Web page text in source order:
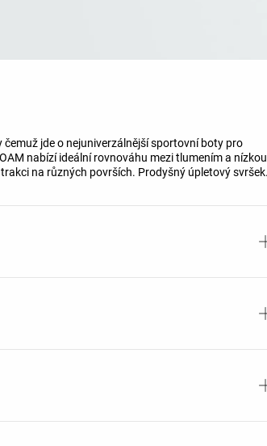
jde o nejuniverzálnější sportovní boty pro
nabízí ideální rovnováhu mezi tlumením a nízkou
na různých površích. Prodyšný úpletový svršek